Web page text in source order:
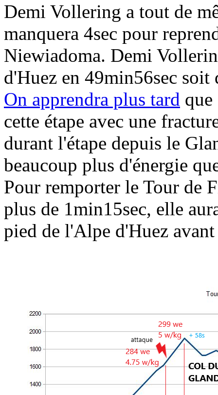
Demi Vollering a tout de
manquera 4sec pour
Niewiadoma. Demi
d'Huez en 49min56sec
On apprendra plus tard
cette étape avec une
durant l'étape depuis le
beaucoup plus d'énergie
Pour remporter le Tour de
plus de 1min15sec, elle
pied de l'Alpe d'Huez avant